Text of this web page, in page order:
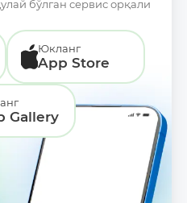
бўлган сервис орқали
Юкланг
App Store
Gallery